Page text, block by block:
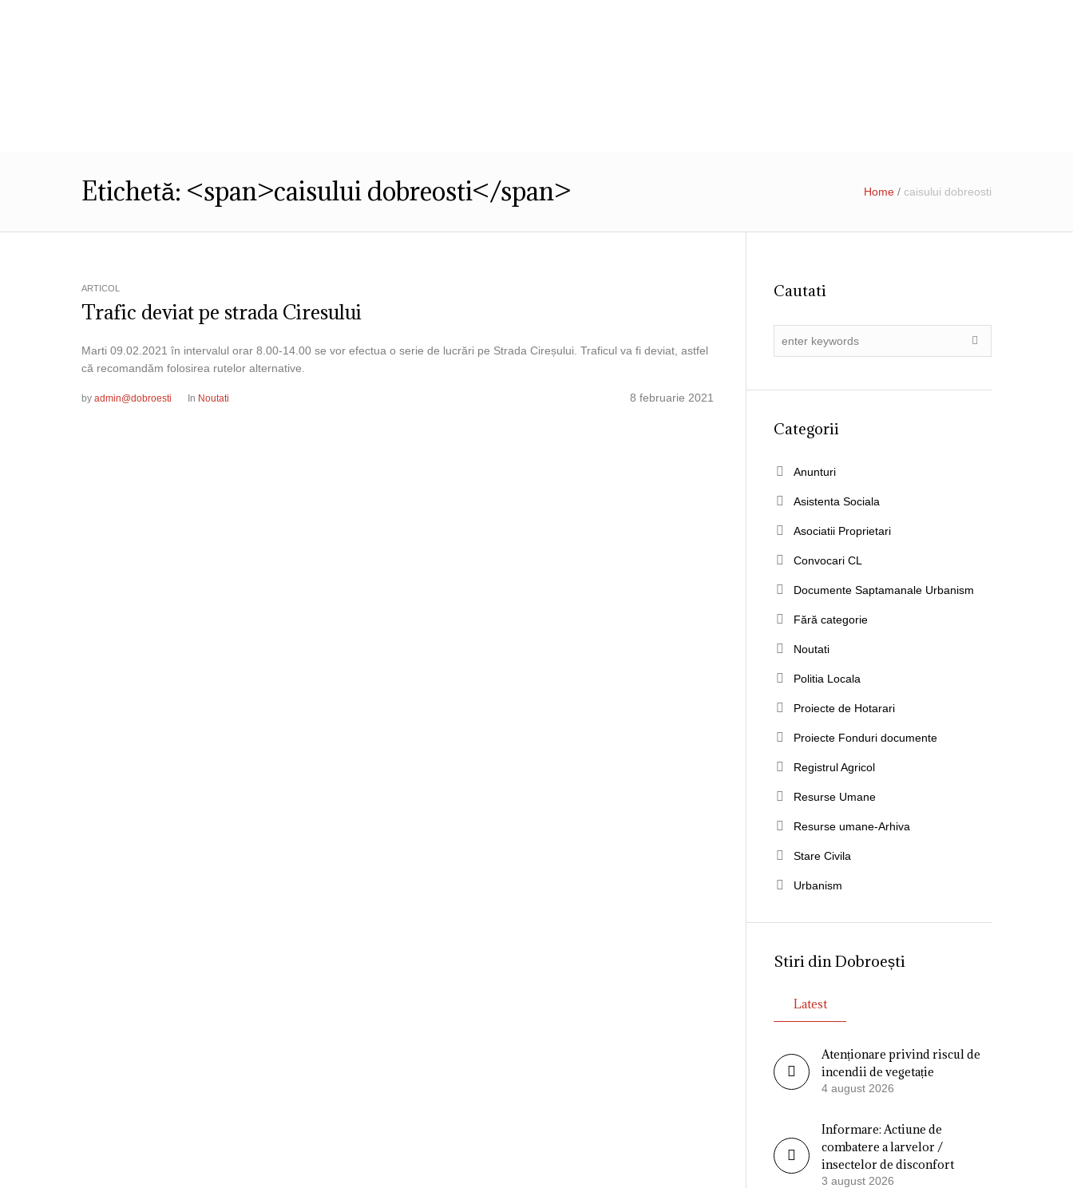
Etichetă: <span>caisului dobreosti</span> Home / caisului dobreosti
ARTICOL
Trafic deviat pe strada Ciresului
Marti 09.02.2021 în intervalul orar 8.00-14.00 se vor efectua o serie de lucrări pe Strada Cireșului. Traficul va fi deviat, astfel
că recomandăm folosirea rutelor alternative.
8 februarie 2021
by admin@dobroesti In Noutati
Cautati
Categorii
Anunturi
Asistenta Sociala
Asociatii Proprietari
Convocari CL
Documente Saptamanale Urbanism
Fără categorie
Noutati
Politia Locala
Proiecte de Hotarari
Proiecte Fonduri documente
Registrul Agricol
Resurse Umane
Resurse umane-Arhiva
Stare Civila
Urbanism
Stiri din Dobroești
Latest
Atenționare privind riscul de
incendii de vegetație
4 august 2026
Informare: Actiune de
combatere a larvelor /
insectelor de disconfort
3 august 2026